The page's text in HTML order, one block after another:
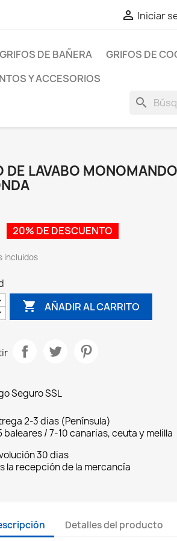
 Iniciar
GRIFOS DE BAÑERA
GRIFOS DE
Y ACCESORIOS
search
DE LAVABO
20% DE DESCUENTO
incluidos
 AÑADIR AL CARRITO
Seguro SSL
2-3 dias (Península)
baleares / 7-10 canarias, ceuta y melilla
30 dias
la recepción de la mercancía
Detalles del producto